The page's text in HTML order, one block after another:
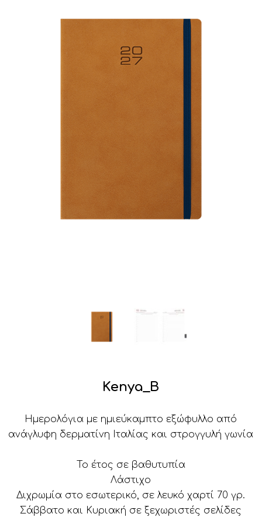
Kenya_B
Ημερολόγια με ημιεύκαμπτο εξώφυλλο από
ανάγλυφη δερματίνη Ιταλίας και στρογγυλή γωνία
Το έτος σε βαθυτυπία
Λάστιχο
Διχρωμία στο εσωτερικό, σε λευκό χαρτί 70 γρ.
Σάββατο και Κυριακή σε ξεχωριστές σελίδες